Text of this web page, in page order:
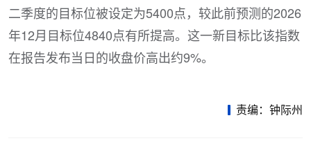
二季度的目标位被设定为5400点，较此前预测的2026
年12月目标位4840点有所提高。这一新目标比该指数
在报告发布当日的收盘价高出约9%。
责编：钟际州